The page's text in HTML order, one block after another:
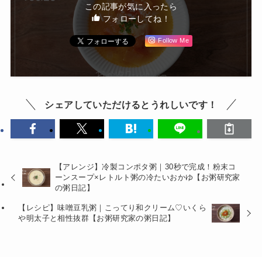
この記事が気に入ったら
フォローしてね！
Follow Me
シェアしていただけるとうれしいです！
【アレンジ】冷製コンポタ粥｜30秒で完成！粉末コ
ーンスープ×レトルト粥の冷たいおかゆ【お粥研究家
の粥日記】
【レシピ】味噌豆乳粥｜こってり和クリーム♡いくら
や明太子と相性抜群【お粥研究家の粥日記】